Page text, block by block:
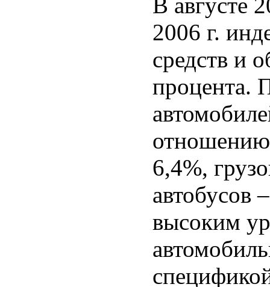
2006 г.
средств и
процента.
6,4%,
автобусов
высоким